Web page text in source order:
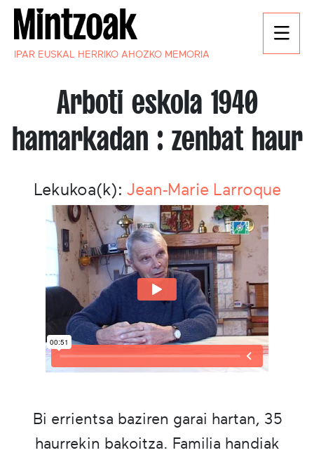
IPAR EUSKAL HERRIKO AHOZKO MEMORIA
Arboti eskola 1940
hamarkadan : zenbat haur
Lekukoa(k): Jean-Marie Larroque
Bi errientsa baziren garai hartan, 35
haurrekin bakoitza. Familia handiak